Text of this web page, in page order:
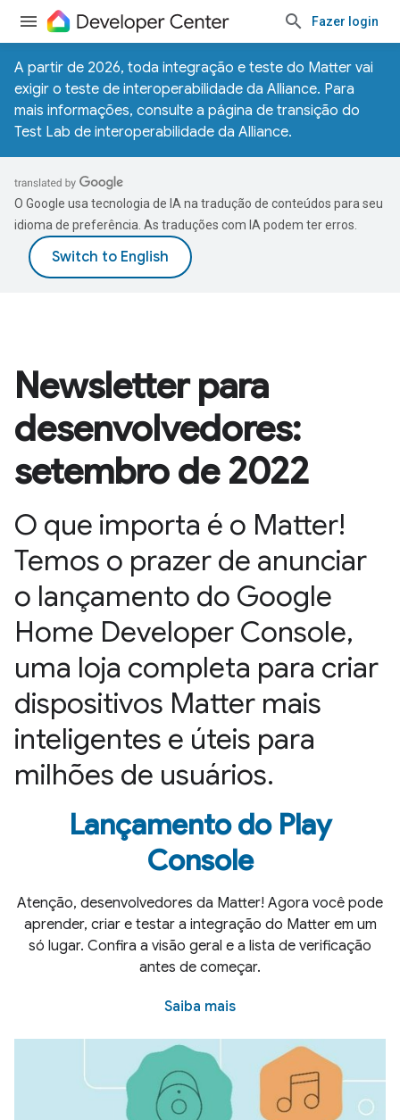
Fazer login
A partir de 2026, toda integração e teste do Matter vai
exigir o teste de interoperabilidade da Alliance. Para
mais informações, consulte a página de transição do
Test Lab de interoperabilidade da Alliance.
O Google usa tecnologia de IA na tradução de conteúdos para seu
idioma de preferência. As traduções com IA podem ter erros.
Newsletter para
desenvolvedores:
setembro de 2022
O que importa é o Matter!
Temos o prazer de anunciar
o lançamento do Google
Home Developer Console,
uma loja completa para criar
dispositivos Matter mais
inteligentes e úteis para
milhões de usuários.
Lançamento do Play
Console
Atenção, desenvolvedores da Matter! Agora você pode
aprender, criar e testar a integração do Matter em um
só lugar. Confira a visão geral e a lista de verificação
antes de começar.
Saiba mais